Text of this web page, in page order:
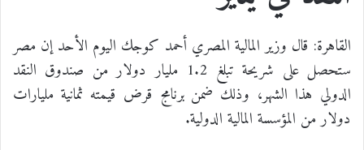
القاهرة: قال وزير المالية المصري أحمد كوجك اليوم الأحد إن مصر
ستحصل على شريحة تبلغ 1.2 مليار دولار من صندوق النقد
الدولي هذا الشهر، وذلك ضمن برنامج قرض قيمته ثمانية مليارات
دولار من المؤسسة المالية الدولية.